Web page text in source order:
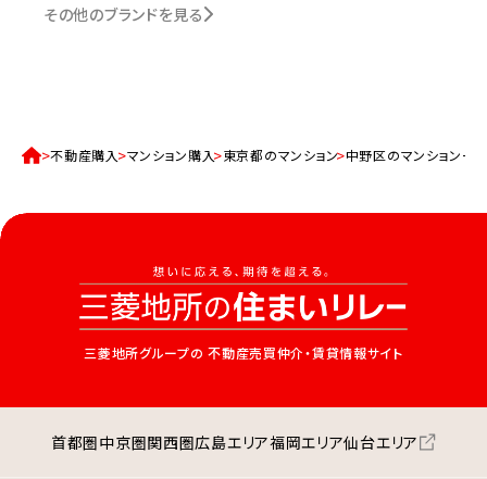
その他のブランドを見る
不動産購入 マンション購入 東京都のマンション 中野区のマンション一
三菱地所グループの 不動産売買仲介・賃貸情報サイト
首都圏中京圏関西圏広島エリア福岡エリア仙台エリア